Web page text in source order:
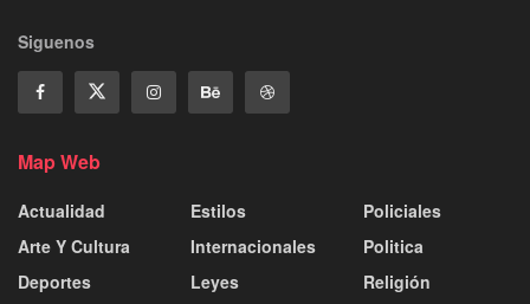
Siguenos
Map Web
Actualidad
Arte Y Cultura
Deportes
Estilos
Internacionales
Leyes
Policiales
Politica
Religión